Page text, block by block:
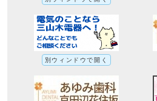
別ウィンドウで開く